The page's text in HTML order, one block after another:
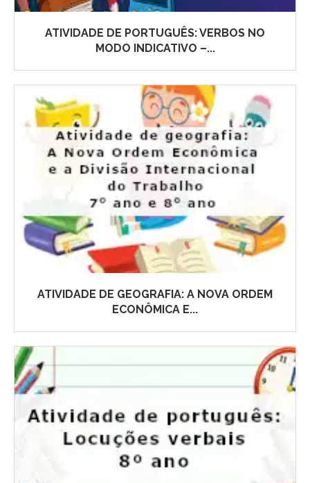
ATIVIDADE DE PORTUGUÊS: VERBOS NO
MODO INDICATIVO –...
ATIVIDADE DE GEOGRAFIA: A NOVA ORDEM
ECONÔMICA E...